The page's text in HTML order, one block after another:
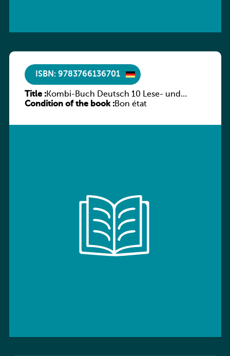
ISBN: 9783766136701
Title :Kombi-Buch Deutsch 10 Lese- und
Sprachbuch
Condition of the book :Bon état